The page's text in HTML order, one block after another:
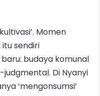
Momen
sendiri
budaya komunal
Di Nyanyi
‘mengonsumsi’